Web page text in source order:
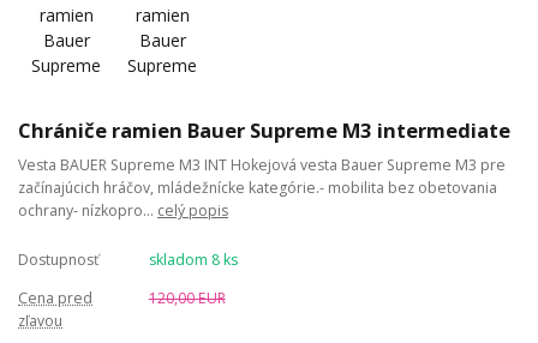
Chrániče ramien Bauer Supreme M3 intermediate
Vesta BAUER Supreme M3 INT Hokejová vesta Bauer Supreme M3 pre
začínajúcich hráčov, mládežnícke kategórie.- mobilita bez obetovania
ochrany- nízkopro... celý popis
Dostupnosť
skladom 8 ks
Cena pred
zľavou
120,00 EUR